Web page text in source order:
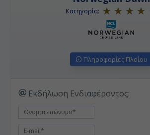
Κατηγορία:
Πληροφορίες Πλοίου
Εκδήλωση Ενδιαφέροντος: